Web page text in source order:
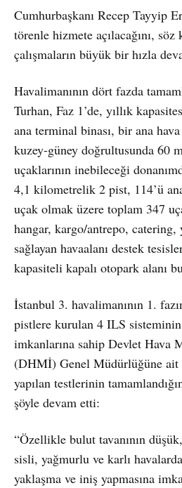
Cumhurbaşkanı Recep Tayyip
törenle hizmete açılacağını,
çalışmaların büyük bir hızla
Havalimanının dört fazda
Turhan, Faz 1’de, yıllık
ana terminal binası, bir ana
kuzey-güney doğrultusunda 60
uçaklarının inebileceği
4,1 kilometrelik 2 pist, 114’ü
uçak olmak üzere toplam 347
hangar, kargo/antrepo,
sağlayan havaalanı destek
kapasiteli kapalı otopark alanı
İstanbul 3. havalimanının 1.
pistlere kurulan 4 ILS
imkanlarına sahip Devlet Hava
(DHMİ) Genel Müdürlüğüne ait
yapılan testlerinin
şöyle devam etti:
“Özellikle bulut tavanının
sisli, yağmurlu ve karlı
yaklaşma ve iniş yapmasına